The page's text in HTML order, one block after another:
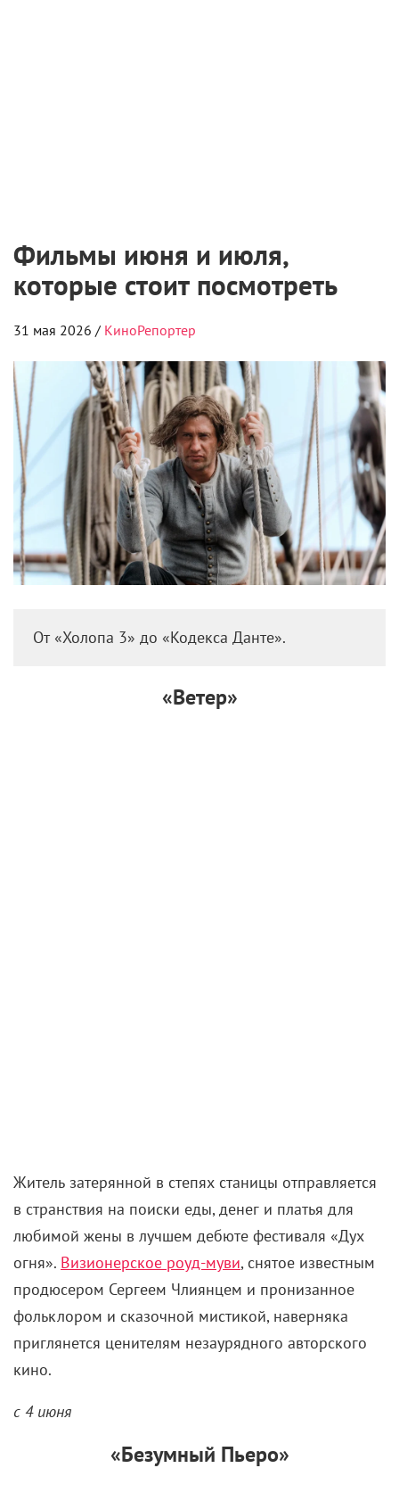
Фильмы июня и июля,
которые стоит посмотреть
31 мая 2026 / КиноРепортер
От «Холопа 3» до «Кодекса Данте».
«Ветер»
Житель затерянной в степях станицы отправляется
в странствия на поиски еды, денег и платья для
любимой жены в лучшем дебюте фестиваля «Дух
огня». Визионерское роуд-муви, снятое известным
продюсером Сергеем Члиянцем и пронизанное
фольклором и сказочной мистикой, наверняка
приглянется ценителям незаурядного авторского
кино.
с 4 июня
«Безумный Пьеро»